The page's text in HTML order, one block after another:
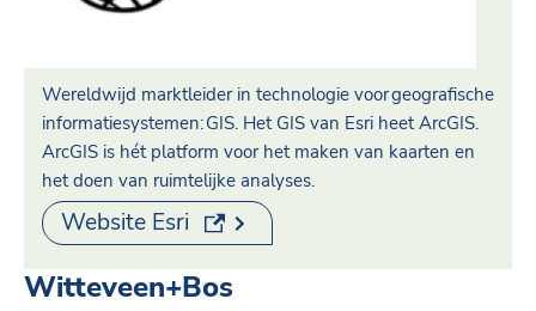
Wereldwijd marktleider in technologie voor geografische
informatiesystemen: GIS. Het GIS van Esri heet ArcGIS.
ArcGIS is hét platform voor het maken van kaarten en
het doen van ruimtelijke analyses.
Website Esri (externe link)
Witteveen+Bos